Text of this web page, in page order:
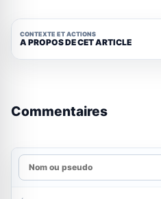
CONTEXTE ET ACTIONS
A PROPOS DE CET ARTICLE
Commentaires